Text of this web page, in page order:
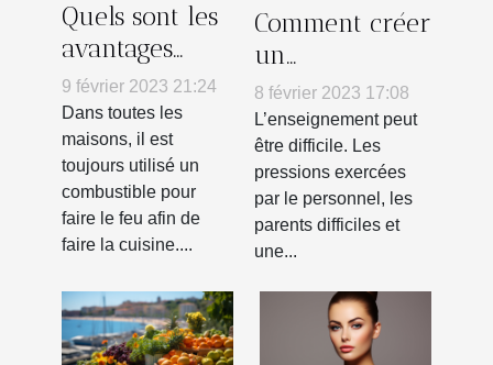
Quels sont les
avantages
d’utiliser le
chauffage au
bois ?
9 février 2023 21:24
Dans toutes les
maisons, il est
toujours utilisé un
combustible pour
faire le feu afin de
faire la cuisine....
Comment créer
un
environnement
d’apprentissage
grâce à la
psychologie
positive
8 février 2023 17:08
L’enseignement peut
être difficile. Les
pressions exercées
par le personnel, les
parents difficiles et
une...